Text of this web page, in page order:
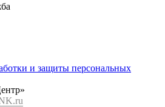
и защиты персональных